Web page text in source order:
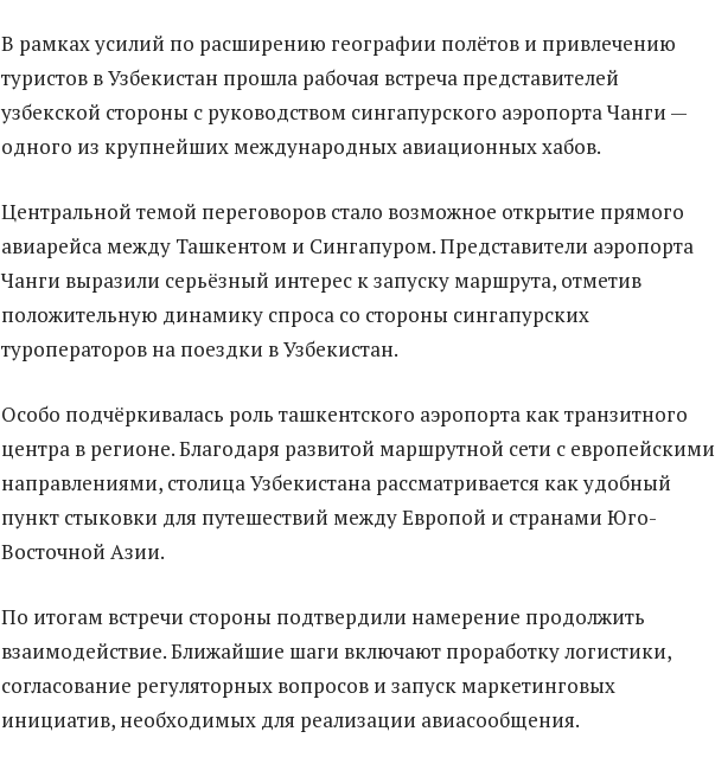
В рамках усилий по расширению географии полётов и привлечению
туристов в Узбекистан прошла рабочая встреча представителей
узбекской стороны с руководством сингапурского аэропорта Чанги —
одного из крупнейших международных авиационных хабов.
Центральной темой переговоров стало возможное открытие прямого
авиарейса между Ташкентом и Сингапуром. Представители аэропорта
Чанги выразили серьёзный интерес к запуску маршрута, отметив
положительную динамику спроса со стороны сингапурских
туроператоров на поездки в Узбекистан.
Особо подчёркивалась роль ташкентского аэропорта как транзитного
центра в регионе. Благодаря развитой маршрутной сети с европейскими
направлениями, столица Узбекистана рассматривается как удобный
пункт стыковки для путешествий между Европой и странами Юго-
Восточной Азии.
По итогам встречи стороны подтвердили намерение продолжить
взаимодействие. Ближайшие шаги включают проработку логистики,
согласование регуляторных вопросов и запуск маркетинговых
инициатив, необходимых для реализации авиасообщения.